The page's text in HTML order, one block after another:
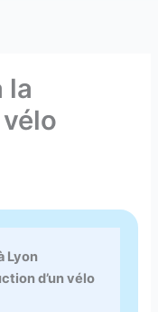
la
Lyon
d’un vélo